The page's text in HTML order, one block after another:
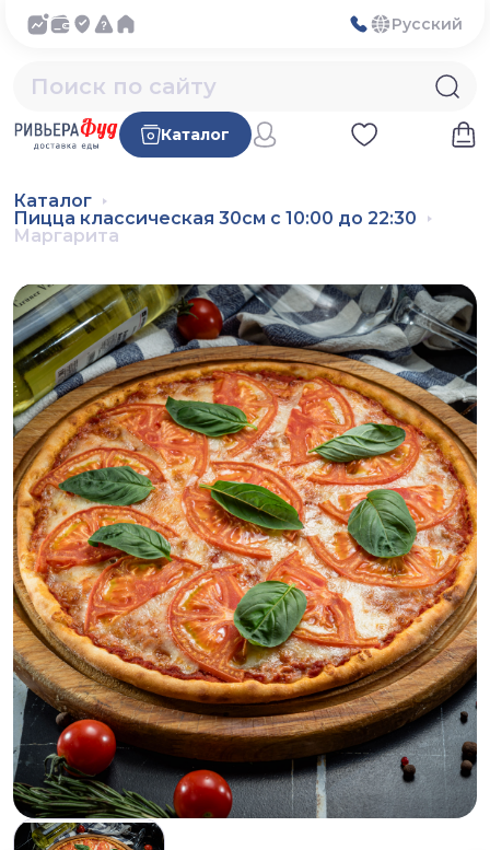
Русский
Каталог
Каталог
Пицца классическая 30см с 10:00 до 22:30
Маргарита